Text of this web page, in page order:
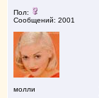
Пол:
Сообщений: 2001
молли